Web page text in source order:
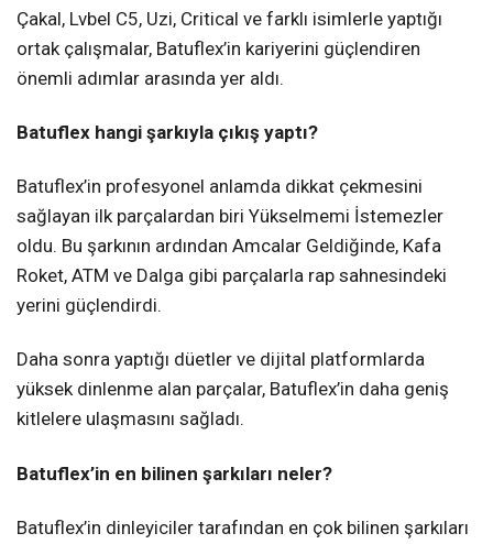
Çakal, Lvbel C5, Uzi, Critical ve farklı isimlerle yaptığı
ortak çalışmalar, Batuflex’in kariyerini güçlendiren
önemli adımlar arasında yer aldı.
Batuflex hangi şarkıyla çıkış yaptı?
Batuflex’in profesyonel anlamda dikkat çekmesini
sağlayan ilk parçalardan biri Yükselmemi İstemezler
oldu. Bu şarkının ardından Amcalar Geldiğinde, Kafa
Roket, ATM ve Dalga gibi parçalarla rap sahnesindeki
yerini güçlendirdi.
Daha sonra yaptığı düetler ve dijital platformlarda
yüksek dinlenme alan parçalar, Batuflex’in daha geniş
kitlelere ulaşmasını sağladı.
Batuflex’in en bilinen şarkıları neler?
Batuflex’in dinleyiciler tarafından en çok bilinen şarkıları